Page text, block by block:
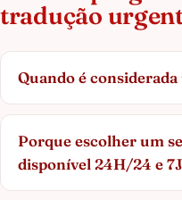
tradução
Quando é
Porque escolher um
disponível 24H/24 e